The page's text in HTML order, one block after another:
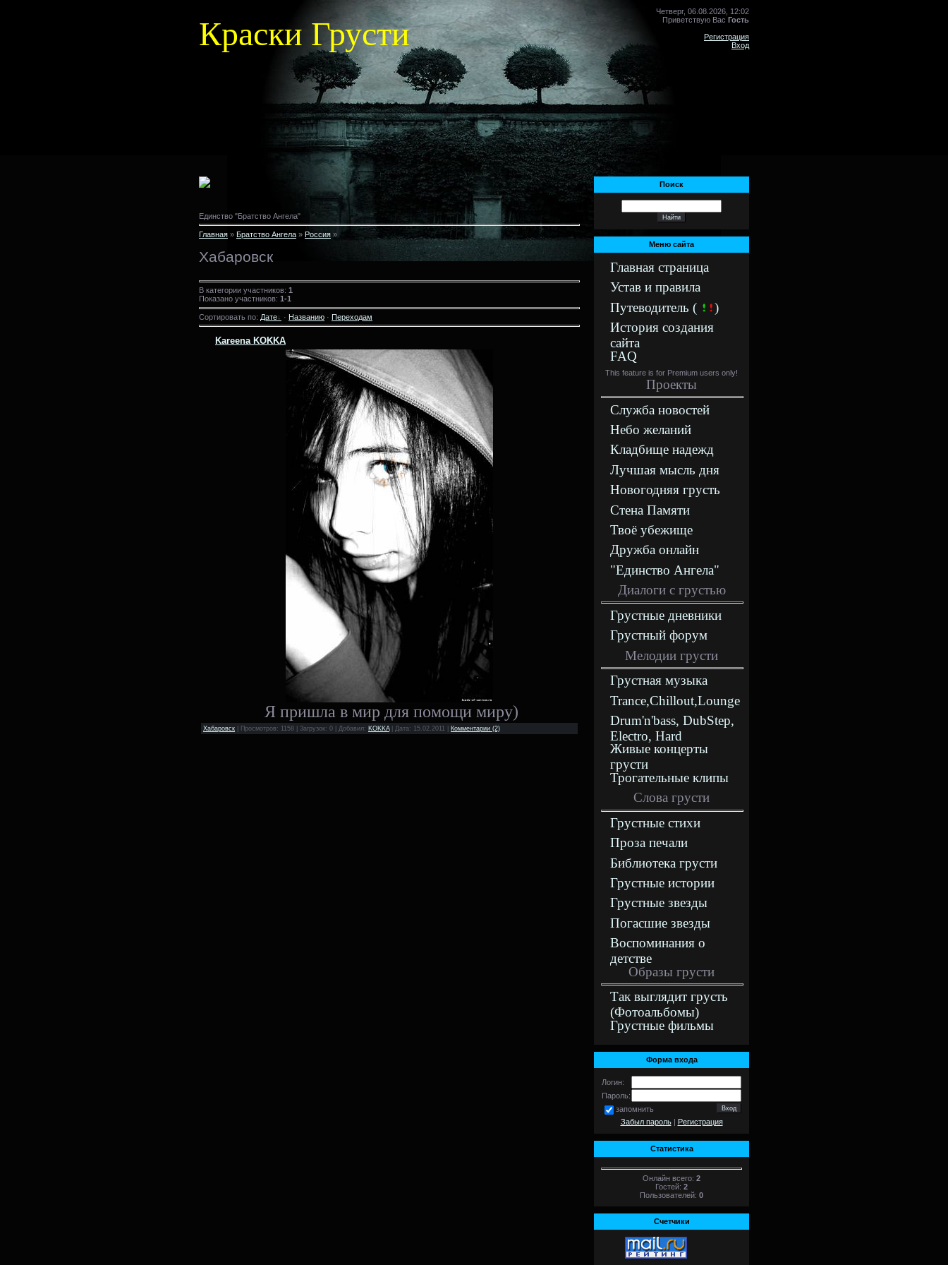
Краски Грусти
Четверг, 06.08.2026, 12:02
Приветствую Вас Гость
Регистрация
Вход
Единство "Братство Ангела"
Главная » Братство Ангела » Россия »
Хабаровск
В категории участников: 1
Показано участников: 1-1
Сортировать по: Дате · Названию · Переходам
Kareena KOKKA
Я пришла в мир для помощи миру)
Хабаровск | Просмотров: 1158 | Загрузок: 0 | Добавил: KOKKA| Дата: 15.02.2011 Комментарии (2)
Поиск
Меню сайта
Главная страница
Устав и правила
Путеводитель (
)
История создания
сайта
FAQ
This feature is for Premium users only!
Проекты
Служба новостей
Небо желаний
Кладбище надежд
Лучшая мысль дня
Новогодняя грусть
Стена Памяти
Твоё убежище
Дружба онлайн
"Единство Ангела"
Диалоги с грустью
Грустные дневники
Грустный форум
Мелодии грусти
Грустная музыка
Trance,Chillout,Lounge
Drum'n'bass, DubStep,
Electro, Hard
Живые концерты
грусти
Трогательные клипы
Слова грусти
Грустные стихи
Проза печали
Библиотека грусти
Грустные истории
Грустные звезды
Погасшие звезды
Воспоминания о
детстве
Образы грусти
Так выглядит грусть
(Фотоальбомы)
Грустные фильмы
Форма входа
Логин:
Пароль:
запомнить
Забыл пароль| Регистрация
Статистика
Онлайн всего: 2
Гостей: 2
Пользователей: 0
Счетчики